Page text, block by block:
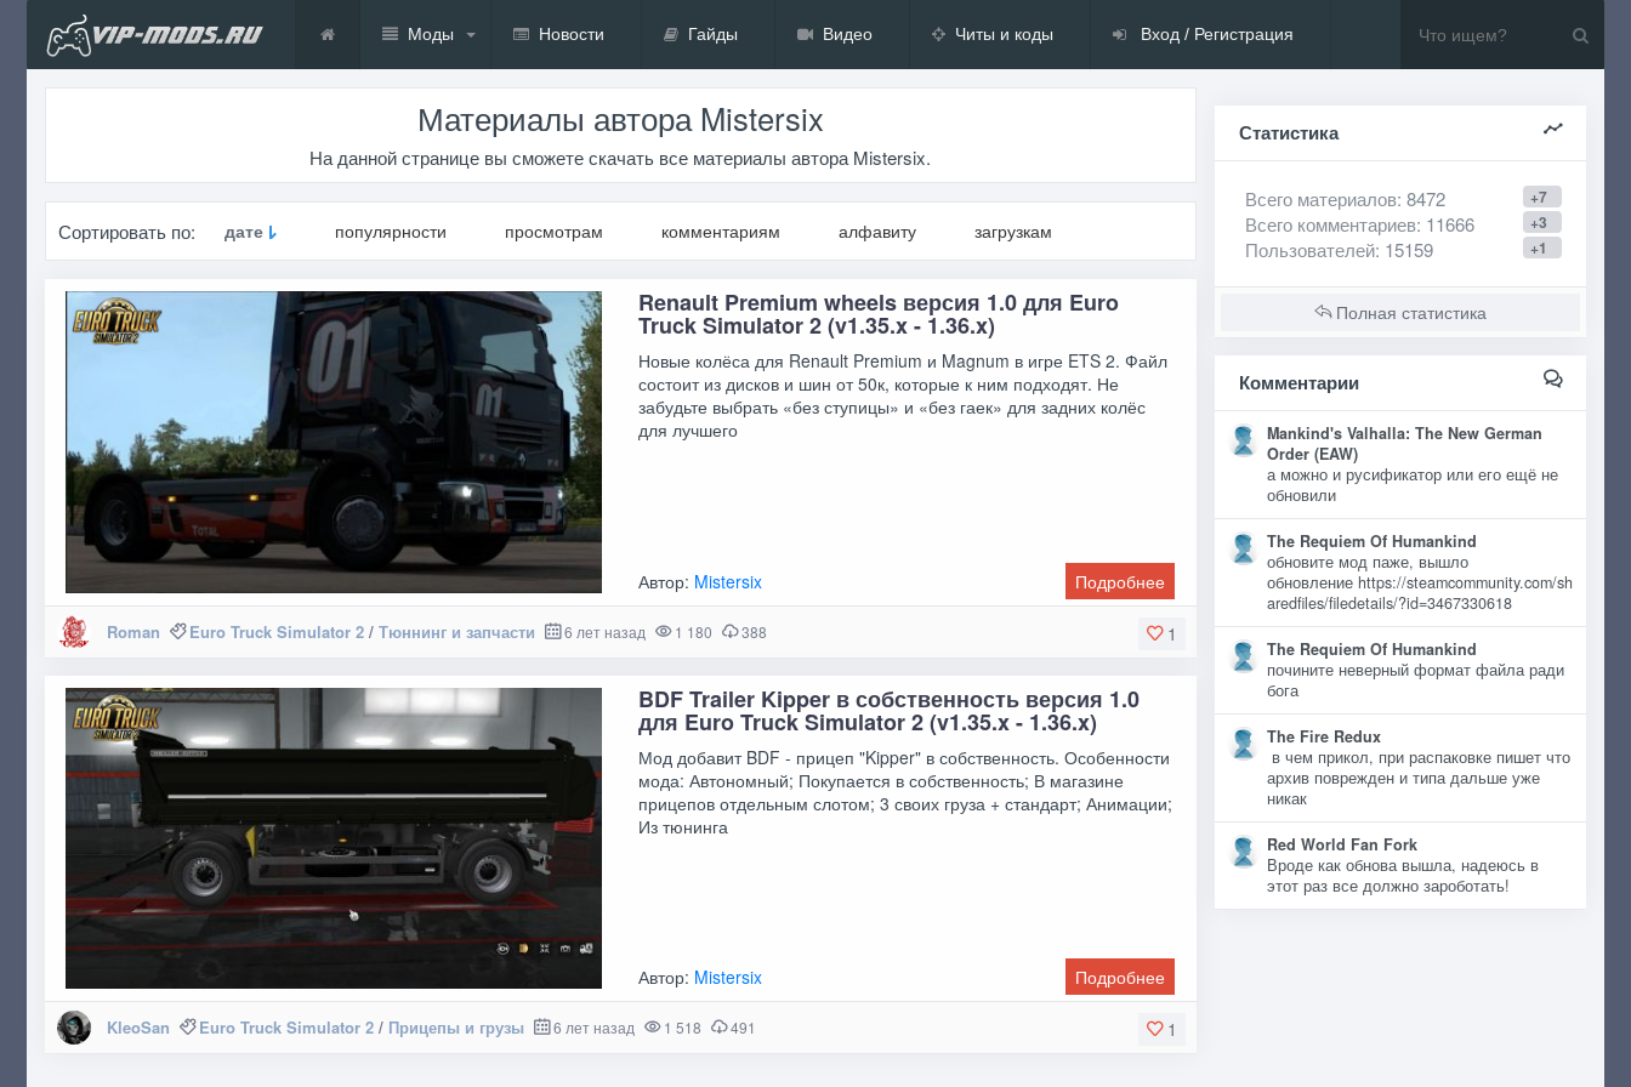
Моды Новости Гайды Видео Читы и коды Вход / Регистрация
Материалы автора Mistersix
На данной странице вы сможете скачать все материалы автора Mistersix.
Сортировать по: дате популярности просмотрам комментариям алфавиту загрузкам
Renault Premium wheels версия 1.0 для Euro
Truck Simulator 2 (v1.35.x - 1.36.x)
Новые колёса для Renault Premium и Magnum в игре ETS 2. Файл
состоит из дисков и шин от 50к, которые к ним подходят. Не
забудьте выбрать «без ступицы» и «без гаек» для задних колёс
для лучшего
Автор: Mistersix Подробнее
1
Roman Euro Truck Simulator 2/ Тюннинг и запчасти 6 лет назад 1 180 388
BDF Trailer Kipper в собственность версия 1.0
для Euro Truck Simulator 2 (v1.35.x - 1.36.x)
Мод добавит BDF - прицеп "Kipper" в собственность. Особенности
мода: Автономный; Покупается в собственность; В магазине
прицепов отдельным слотом; 3 своих груза + стандарт; Анимации;
Из тюнинга
Автор: Mistersix Подробнее
1
KleoSan Euro Truck Simulator 2/ Прицепы и грузы 6 лет назад 1 518 491
Статистика
+7
Всего материалов: 8472
+3
Всего комментариев: 11666
+1
Пользователей: 15159
Полная статистика
Комментарии
Mankind's Valhalla: The New German
Order (EAW)
а можно и русификатор или его ещё не
обновили
The Requiem Of Humankind
обновите мод паже, вышло
обновление https://steamcommunity.com/sh
aredfiles/filedetails/?id=3467330618
The Requiem Of Humankind
почините неверный формат файла ради
бога
The Fire Redux
в чем прикол, при распаковке пишет что
архив поврежден и типа дальше уже
никак
Red World Fan Fork
Вроде как обнова вышла, надеюсь в
этот раз все должно зароботать!